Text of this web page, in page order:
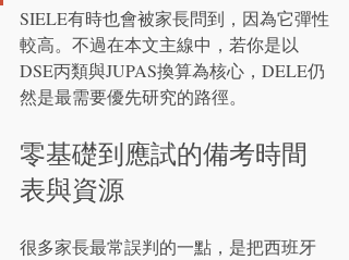
SIELE有時也會被家長問到，因為它彈性
較高。不過在本文主線中，若你是以
DSE丙類與JUPAS換算為核心，DELE仍
然是最需要優先研究的路徑。
零基礎到應試的備考時間
表與資源
很多家長最常誤判的一點，是把西班牙